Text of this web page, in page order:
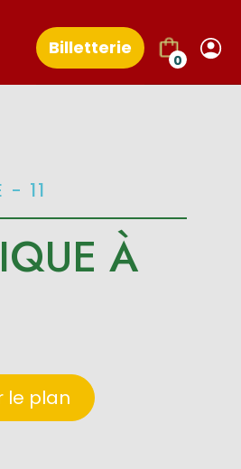
Billetterie
0
- 11
À
le plan